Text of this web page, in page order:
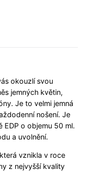
okouzlí svou
jemných květin,
Je to velmi jemná
nošení. Je
EDP o objemu 50 ml.
a uvolnění.
vznikla v roce
z nejvyšší kvality